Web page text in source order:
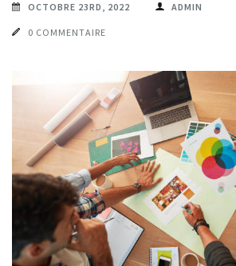
OCTOBRE 23RD, 2022 ADMIN
0 COMMENTAIRE